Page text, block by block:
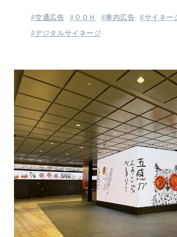
#交通広告 #ＯＯＨ #車内広告
#サイネー
#デジタルサイネージ